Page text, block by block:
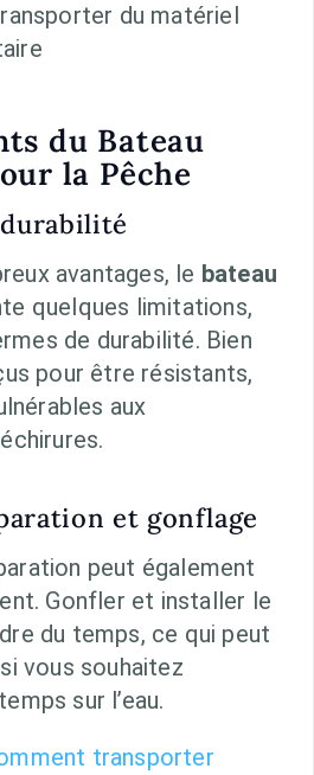
du matériel
du Bateau
la Pêche
avantages, le bateau
quelques limitations,
de durabilité. Bien
pour être résistants,
aux
et gonflage
peut également
Gonfler et installer le
du temps, ce qui peut
vous souhaitez
sur l’eau.
transporter